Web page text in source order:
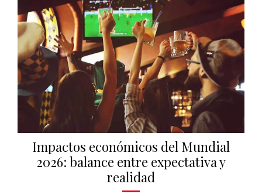
Impactos económicos del Mundial
2026: balance entre expectativa y
realidad